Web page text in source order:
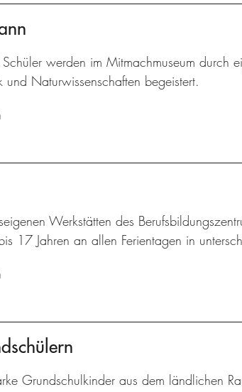
werden im Mitmachmuseum durch
und Naturwissenschaften begeistert.
Werkstätten des
17 Jahren an allen Ferientagen in
Grundschulkinder aus dem ländlichen